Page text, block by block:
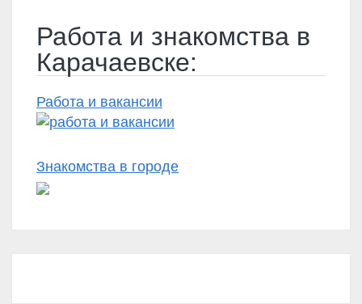
Работа и знакомства в
Карачаевске:
Работа и вакансии
Знакомства в городе